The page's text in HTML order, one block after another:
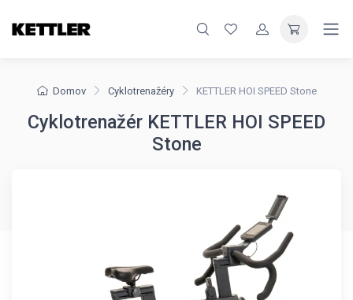
Domov Cyklotrenažéry KETTLER HOI SPEED Stone
Cyklotrenažér KETTLER HOI SPEED
Stone